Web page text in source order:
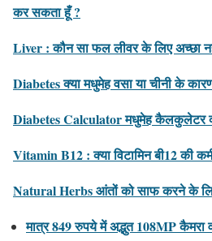
कर सकता हूँ ?
Liver : कौन सा फल लीवर के लिए अच्छा
Diabetes क्या मधुमेह वसा या चीनी के
Diabetes Calculator मधुमेह कैलकुलेटर
Vitamin B12 : क्या विटामिन बी12 की
Natural Herbs आंतों को साफ करने के
मात्र 849 रुपये में अद्भुत 108MP कैमरा